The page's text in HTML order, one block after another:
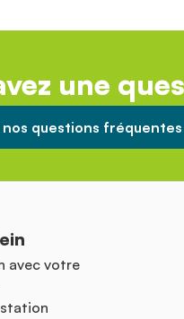
une
nos questions fréquentes
avec votre